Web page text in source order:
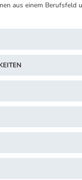
aus einem